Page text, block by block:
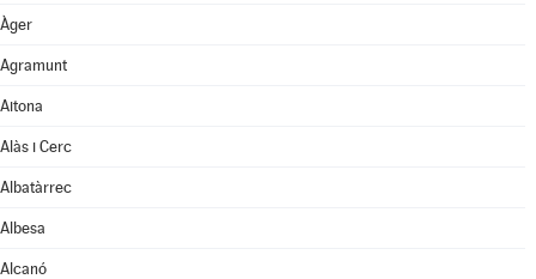
Àger
Agramunt
Aitona
Alàs i Cerc
Albatàrrec
Albesa
Alcanó